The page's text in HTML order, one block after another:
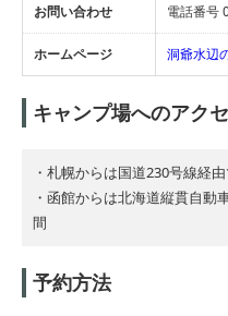
お問い合わせ 電話番号
ホームページ 洞爺水辺
キャンプ場へのアク
・札幌からは国道230号線経
・函館からは北海道縦貫自
間
予約方法